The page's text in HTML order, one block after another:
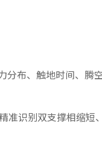
布、触地时间、腾
识别双支撑相缩短